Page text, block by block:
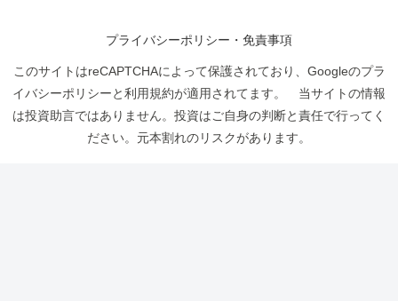
プライバシーポリシー・免責事項
このサイトはreCAPTCHAによって保護されており、Googleのプラ
イバシーポリシーと利用規約が適用されてます。 当サイトの情報
は投資助言ではありません。投資はご自身の判断と責任で行ってく
ださい。元本割れのリスクがあります。